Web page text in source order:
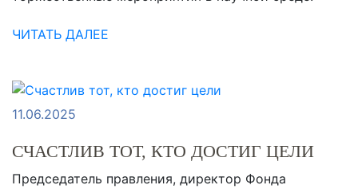
ЧИТАТЬ ДАЛЕЕ
11.06.2025
СЧАСТЛИВ ТОТ, КТО ДОСТИГ ЦЕЛИ
Председатель правления, директор Фонда